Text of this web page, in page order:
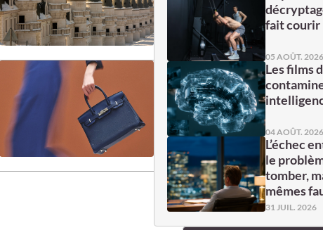
fait courir
05 AOÛT. 2026
Les films
04 AOÛT. 2026
L’échec
le
tomber,
mêmes
31 JUIL. 2026